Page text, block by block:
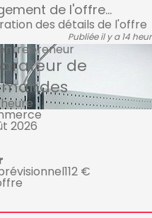
de l'offre...
des détails de l'offre
Publiée il y a 14
de
2026
112 €